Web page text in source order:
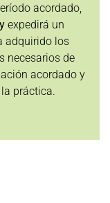
acordado,
expedirá un
adquirido los
necesarios de
acordado y
práctica.